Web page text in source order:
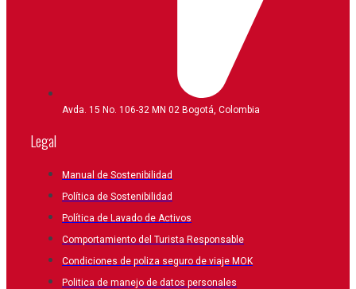
Avda. 15 No. 106-32 MN 02 Bogotá, Colombia
Legal
Manual de Sostenibilidad
Política de Sostenibilidad
Política de Lavado de Activos
Comportamiento del Turista Responsable
Condiciones de poliza seguro de viaje MOK
Politica de manejo de datos personales